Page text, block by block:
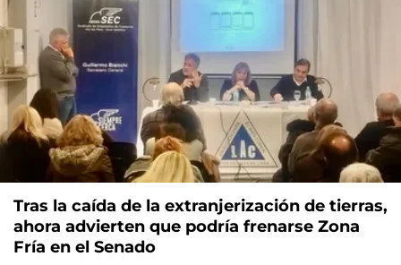
Tras la caída de la extranjerización de tierras,
ahora advierten que podría frenarse Zona
Fría en el Senado